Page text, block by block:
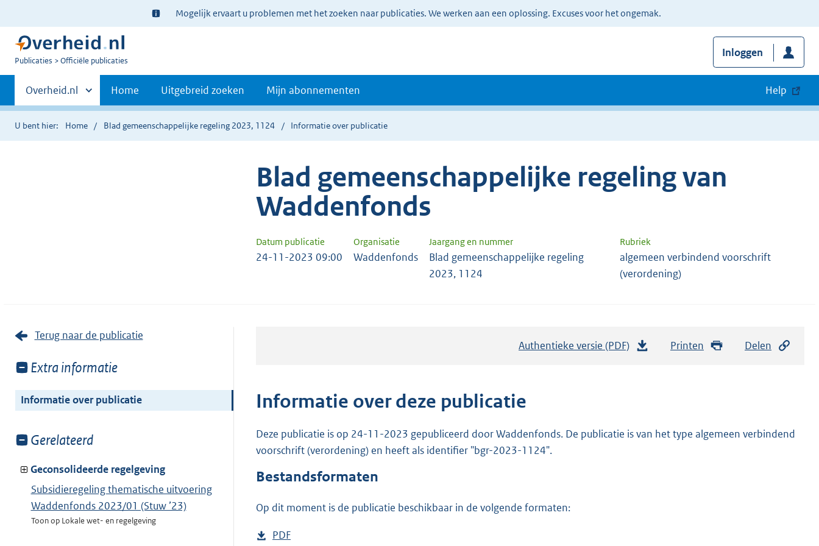
Ter
informatie:
Mogelijk ervaart u problemen met het zoeken naar publicaties. We werken aan een oplossing. Excuses voor het ongemak.
U
Publicaties Officiële publicaties
Inloggen
Primaire
navigatie
Andere
sites
binnen
Overheid.nl Home Uitgebreid zoeken Mijn abonnementen Help
U bent hier: Home Blad gemeenschappelijke regeling 2023, 1124 Informatie over publicatie
Blad gemeenschappelijke regeling van
Waddenfonds
Datum publicatie Organisatie Jaargang en nummer Rubriek
24-11-2023 09:00 Waddenfonds
Blad gemeenschappelijke regeling
2023, 1124
algemeen verbindend voorschrift
(verordening)
Terug naar de publicatie
Toon
van:
Extra informatie
Informatie over publicatie
Toon
van:
Gerelateerd
Geconsolideerde regelgeving
Subsidieregeling thematische uitvoering
Waddenfonds 2023/01 (Stuw ’23)
Toon op Lokale wet- en regelgeving
Authentieke versie (PDF) Printen Delen
Informatie over deze publicatie
Deze publicatie is op 24-11-2023 gepubliceerd door Waddenfonds. De publicatie is van het type algemeen verbindend
voorschrift (verordening) en heeft als identifier "bgr-2023-1124".
Bestandsformaten
Op dit moment is de publicatie beschikbaar in de volgende formaten:
D
PDF